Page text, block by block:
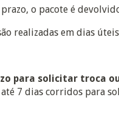
prazo, o pacote é
realizadas em dias
para solicitar troca
até 7 dias corridos para